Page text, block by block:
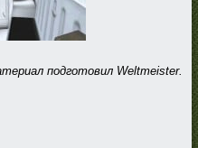
подготовил Weltmeister.